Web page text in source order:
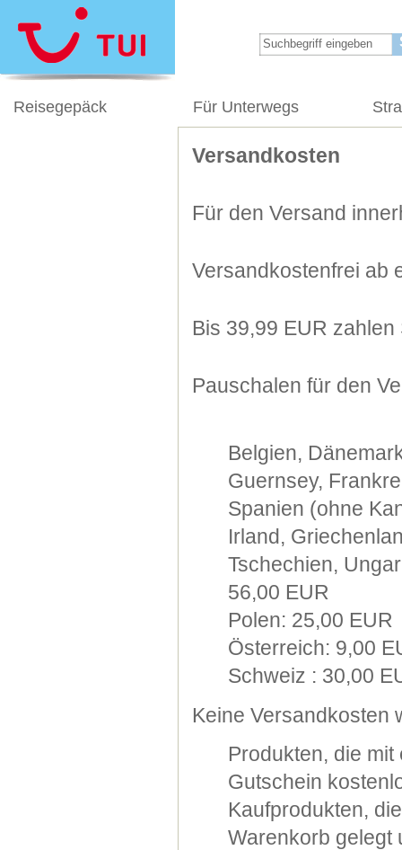
Reisegepäck Für Unterwegs
Versandkosten
Für den Versand
Versandkostenfrei ab
Bis 39,99 EUR
Pauschalen für den
Belgien,
Guernsey,
Spanien (ohne
Irland,
Tschechien,
56,00 EUR
Polen: 25,00 EUR
Österreich: 9,00
Schweiz : 30,00
Keine Versandkosten
Produkten, die
Gutschein
Kaufprodukten,
Warenkorb gelegt